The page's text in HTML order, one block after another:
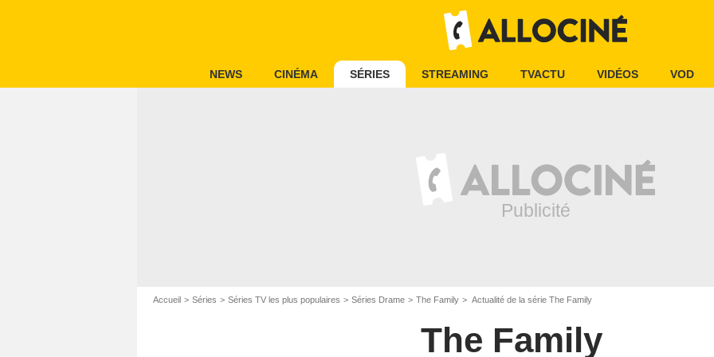
NEWS CINÉMA SÉRIES STREAMING TVACTU VIDÉOS VOD
Accueil Séries Séries TV les plus populaires Séries Drame The Family Actualité de la série The Family
The Family